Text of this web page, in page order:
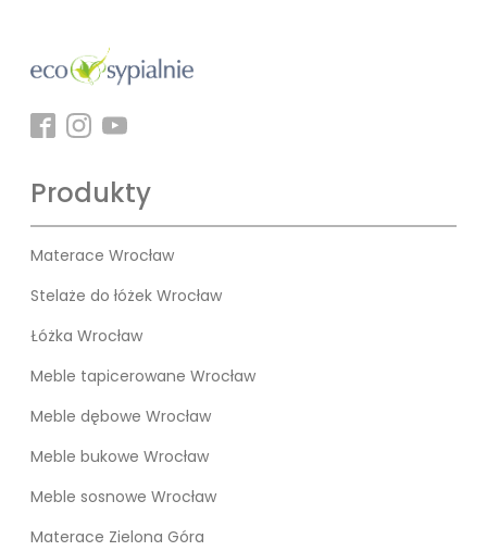
Produkty
Materace Wrocław
Stelaże do łóżek Wrocław
Łóżka Wrocław
Meble tapicerowane Wrocław
Meble dębowe Wrocław
Meble bukowe Wrocław
Meble sosnowe Wrocław
Materace Zielona Góra